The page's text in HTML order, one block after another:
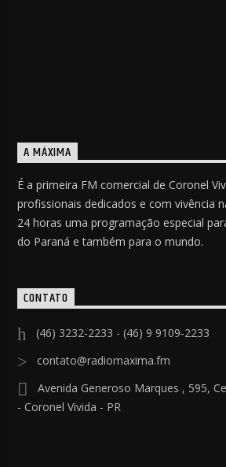
A MÁXIMA
É a primeira FM comercial de Coronel
profissionais dedicados e com vivência
24 horas uma programação especial
do Paraná e também para o mundo.
CONTATO
(46) 3232-2233 - (46) 9 9109-2233
contato@radiomaxima.fm
Avenida Generoso Marques , 595,
- Coronel Vivida - PR